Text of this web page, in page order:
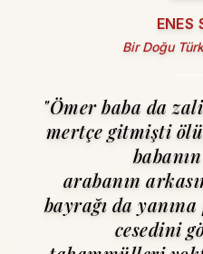
ENES
Bir Doğu
"Ömer baba da
mertçe gitmişti
arabanın
bayrağı da
cesedini